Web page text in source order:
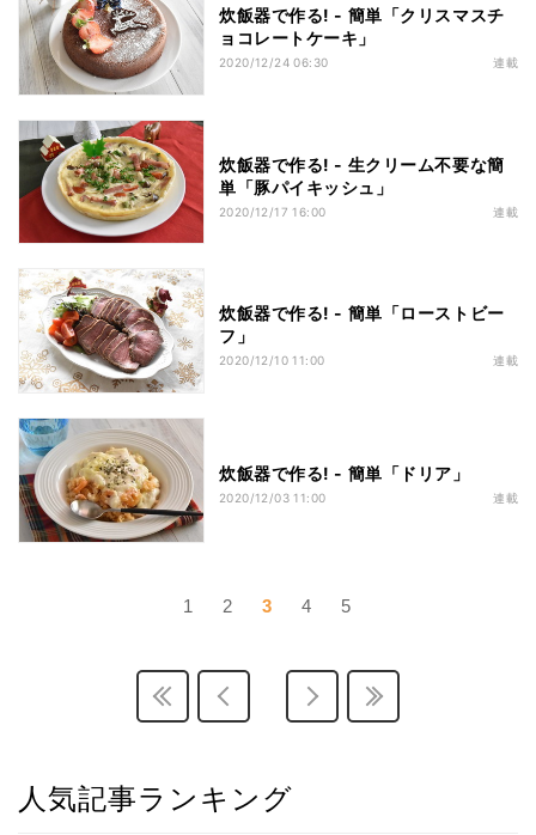
炊飯器で作る! - 簡単「クリスマスチ
ョコレートケーキ」
2020/12/24 06:30 連載
炊飯器で作る! - 生クリーム不要な簡
単「豚パイキッシュ」
2020/12/17 16:00 連載
炊飯器で作る! - 簡単「ローストビー
フ」
2020/12/10 11:00 連載
炊飯器で作る! - 簡単「ドリア」
2020/12/03 11:00 連載
1 2 3 4 5
人気記事ランキング